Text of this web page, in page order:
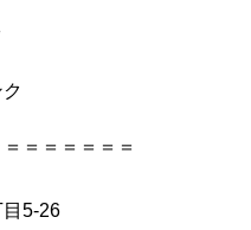
＝＝＝＝＝＝
5-26